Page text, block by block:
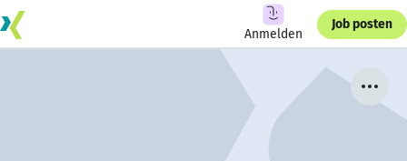
Anmelden
Job posten